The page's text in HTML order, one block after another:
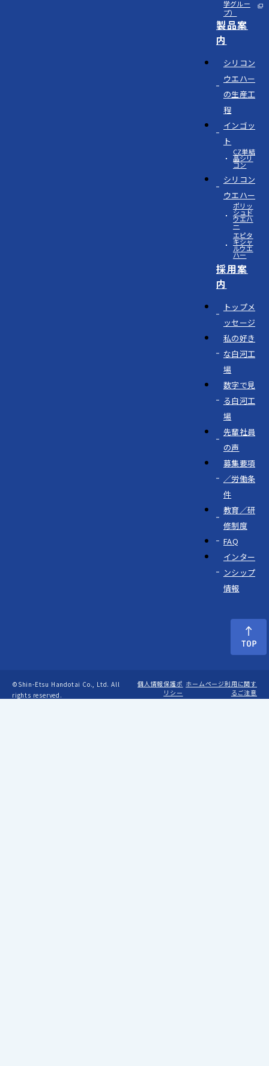
学グルー
プ）
製品案
内
シリコン
ウエハー
の生産工
程
インゴッ
ト
CZ単結
晶シリ
コン
シリコン
ウエハー
ポリッ
シュド
ウエハ
ー
エピタ
キシャ
ルウエ
ハー
採用案
内
トップメ
ッセージ
私の好き
な白河工
場
数字で見
る白河工
場
先輩社員
の声
募集要項
／労働条
件
教育／研
修制度
FAQ
インター
ンシップ
情報
©Shin-Etsu Handotai Co., Ltd. All
rights reserved.
個人情報保護ポ
リシー
ホームページ利用に関す
るご注意